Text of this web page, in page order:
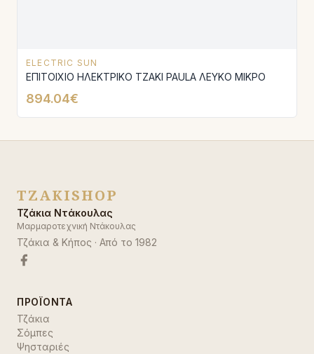
ELECTRIC SUN
ΕΠΙΤΟΙΧΙΟ ΗΛΕΚΤΡΙΚΟ ΤΖΑΚΙ PAULA ΛΕΥΚΟ ΜΙΚΡΟ
894.04€
TZAKISHOP
Τζάκια Ντάκουλας
Μαρμαροτεχνική Ντάκουλας
Τζάκια & Κήπος · Από το 1982
ΠΡΟΪΌΝΤΑ
Τζάκια
Σόμπες
Ψησταριές